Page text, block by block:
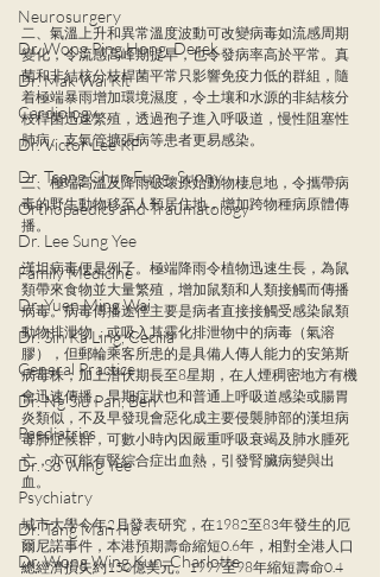
Neurosurgery
Dr. Wong Ping Hong, Derek
Dr. Mak Wai Kit
Cardiology
Dr. Victor Lee KF
Dr. Tsang Chun Fung, Sunny
Orthopaedics and Traumatology
Dr. Lee Sung Yee
Family Medicine
Dr. Yuen Ming Wai
Dr. Sin Ka Ling, Cecilia
General Practice
Dr. Ng Siu Pan, Ben
Paediatrics
Dr. So Wing Yee
Psychiatry
Dr. Tang Man Ho
Dr. Wong Wing Kun, Charlotte
二、氣溫上升和異常溫度波動可改變病毒如流感周期
變化，令流感高峰期提早，也令發病率高於平常。真
菌和非結核分枝桿菌平常只影響免疫力低的群組，隨
着極端暴雨增加環境濕度，令土壤和水源的非結核分
枝桿菌迅速繁殖，透過孢子進入呼吸道，慢性阻塞性
肺病、支氣管擴張病等患者更易感染。
三、極端高溫及降雨破壞原始動物棲息地，令攜帶病
毒的野生動物移至人類居住地，增加跨物種病原體傳
播。
漢坦病毒便是例子。極端降雨令植物迅速生長，為鼠
類帶來食物並大量繁殖，增加鼠類和人類接觸而傳播
病毒。病毒傳播途徑主要是病者直接接觸受感染鼠類
動物排泄物，或吸入其霧化排泄物中的病毒（氣溶
膠），但郵輪乘客所患的是具備人傳人能力的安第斯
病毒株；加上潛伏期長至8星期，在人煙稠密地方有機
會迅速傳播。早期症狀也和普通上呼吸道感染或腸胃
炎類似，不及早發現會惡化成主要侵襲肺部的漢坦病
毒肺症候群，可數小時內因嚴重呼吸衰竭及肺水腫死
亡，亦可能有腎綜合症出血熱，引發腎臟病變與出
血。
城市大學今年2月發表研究，在1982至83年發生的厄
爾尼諾事件，本港預期壽命縮短0.6年，相對全港人口
總經濟損失約150億美元。1997至98年縮短壽命0.4